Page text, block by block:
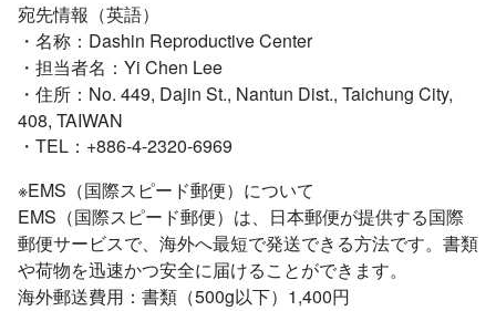
宛先情報（英語）
・名称：Dashin Reproductive Center
・担当者名：Yi Chen Lee
・住所：No. 449, Dajin St., Nantun Dist., Taichung City,
408, TAIWAN
・TEL：+886-4-2320-6969
※EMS（国際スピード郵便）について
EMS（国際スピード郵便）は、日本郵便が提供する国際
郵便サービスで、海外へ最短で発送できる方法です。書類
や荷物を迅速かつ安全に届けることができます。
海外郵送費用：書類（500g以下）1,400円